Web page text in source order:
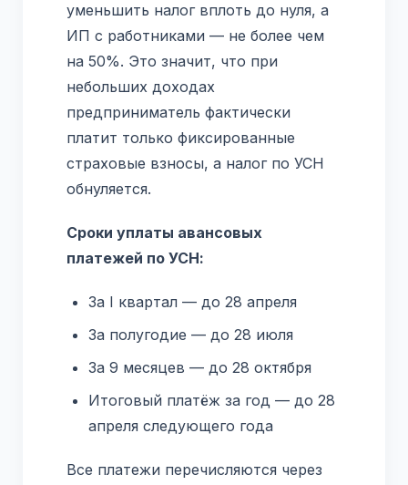
уменьшить налог вплоть до нуля, а
ИП с работниками — не более чем
на 50%. Это значит, что при
небольших доходах
предприниматель фактически
платит только фиксированные
страховые взносы, а налог по УСН
обнуляется.
Сроки уплаты авансовых
платежей по УСН:
За I квартал — до 28 апреля
За полугодие — до 28 июля
За 9 месяцев — до 28 октября
Итоговый платёж за год — до 28
апреля следующего года
Все платежи перечисляются через